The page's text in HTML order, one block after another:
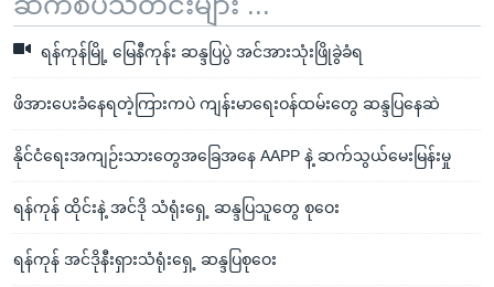
ရန်ကုန်မြို့ မြေနီကုန်း ဆန္ဒပြပွဲ အင်အားသုံးဖြိုခွဲခံရ
ဖိအားပေးခံနေရတဲ့ကြားကပဲ ကျန်းမာရေးဝန်ထမ်းတွေ ဆန္ဒပြနေဆဲ
နိုင်ငံရေးအကျဉ်းသားတွေအခြေအနေ AAPP နဲ့ ဆက်သွယ်မေးမြန်းမှု
ရန်ကုန် ထိုင်းနဲ့ အင်ဒို သံရုံးရှေ့ ဆန္ဒပြသူတွေ စုဝေး
ရန်ကုန် အင်ဒိုနီးရှားသံရုံးရှေ့ ဆန္ဒပြစုဝေး